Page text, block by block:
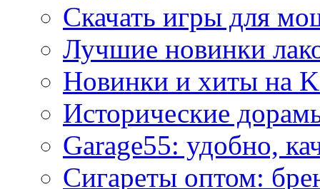
Скачать игры для
Лучшие новинки
Новинки и хиты на
Исторические
Garage55: удобно,
Сигареты оптом: